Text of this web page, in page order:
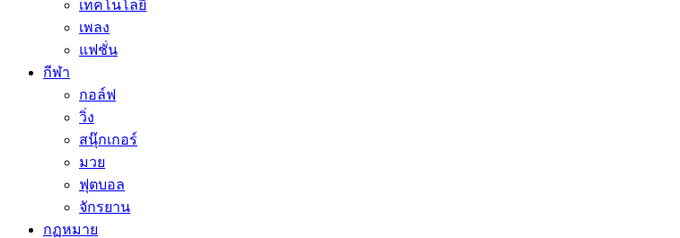
เทคโนโลยี
เพลง
แฟชั่น
กีฬา
กอล์ฟ
วิ่ง
สนุ๊กเกอร์
มวย
ฟุตบอล
จักรยาน
กฏหมาย